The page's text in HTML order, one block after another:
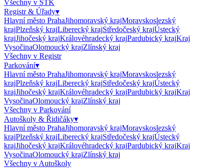
Všechny v STK
Registr & Úřady▾
Hlavní město PrahaJihomoravský krajMoravskoslezský
krajPlzeňský krajLiberecký krajStředočeský krajÚstecký
krajJihočeský krajKrálovéhradecký krajPardubický krajKraj
VysočinaOlomoucký krajZlínský kraj
Všechny v Registr
Parkování▾
Hlavní město PrahaJihomoravský krajMoravskoslezský
krajPlzeňský krajLiberecký krajStředočeský krajÚstecký
krajJihočeský krajKrálovéhradecký krajPardubický krajKraj
VysočinaOlomoucký krajZlínský kraj
Všechny v Parkování
Autoškoly & Řidičáky▾
Hlavní město PrahaJihomoravský krajMoravskoslezský
krajPlzeňský krajLiberecký krajStředočeský krajÚstecký
krajJihočeský krajKrálovéhradecký krajPardubický krajKraj
VysočinaOlomoucký krajZlínský kraj
Všechny v Autoškoly